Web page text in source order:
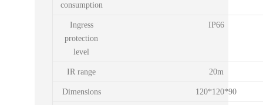
consumption
Ingress
protection
level
IP66
IR range 20m
Dimensions 120*120*90